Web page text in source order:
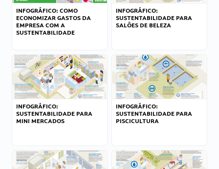
INFOGRÁFICO: COMO
ECONOMIZAR GASTOS DA
EMPRESA COM A
SUSTENTABILIDADE
INFOGRÁFICO:
SUSTENTABILIDADE PARA
SALÕES DE BELEZA
INFOGRÁFICO:
SUSTENTABILIDADE PARA
MINI MERCADOS
INFOGRÁFICO:
SUSTENTABILIDADE PARA
PISCICULTURA